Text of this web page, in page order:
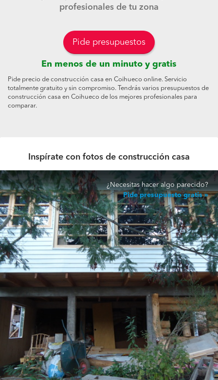
profesionales de tu zona
Pide presupuestos
En menos de un minuto y gratis
Pide precio de construcción casa en Coihueco online. Servicio
totalmente gratuito y sin compromiso. Tendrás varios presupuestos de
construcción casa en Coihueco de los mejores profesionales para
comparar.
Inspírate con fotos de construcción casa
¿Necesitas hacer algo parecido?
Pide presupuesto gratis